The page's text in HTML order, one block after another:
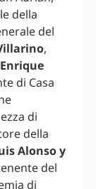
della
del
,
Enrique
di Casa
di
della
Alonso y
del
di